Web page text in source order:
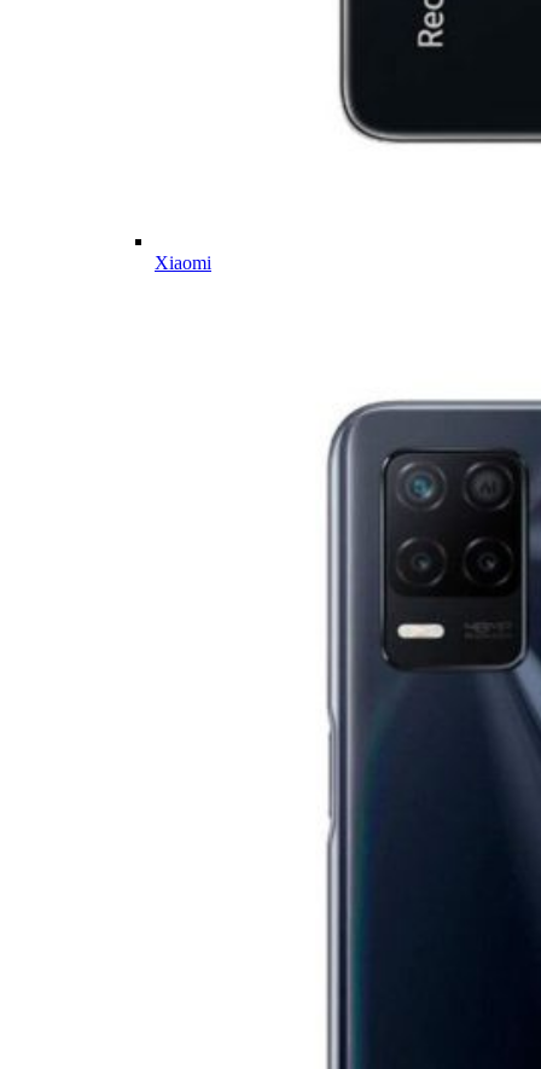
Xiaomi